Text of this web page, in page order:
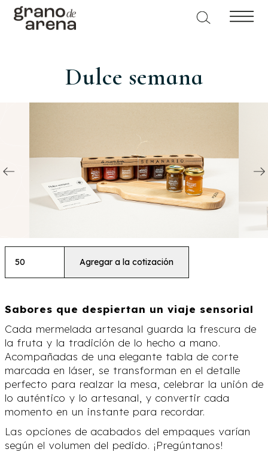
Dulce semana
Sabores que despiertan un viaje sensorial
Cada mermelada artesanal guarda la frescura de
la fruta y la tradición de lo hecho a mano.
Acompañadas de una elegante tabla de corte
marcada en láser, se transforman en el detalle
perfecto para realzar la mesa, celebrar la unión de
lo auténtico y lo artesanal, y convertir cada
momento en un instante para recordar.
Las opciones de acabados del empaques varían
según el volumen del pedido. ¡Pregúntanos!